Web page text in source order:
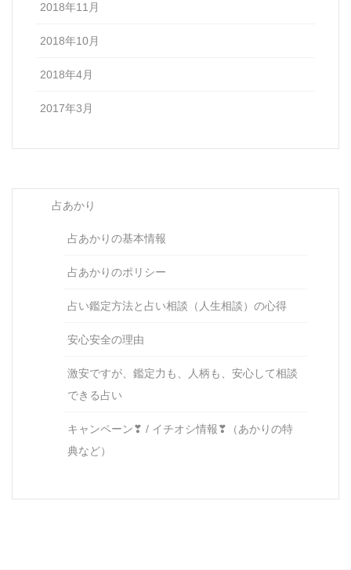
2018年11月
2018年10月
2018年4月
2017年3月
占あかり
占あかりの基本情報
占あかりのポリシー
占い鑑定方法と占い相談（人生相談）の心得
安心安全の理由
激安ですが、鑑定力も、人柄も、安心して相談
できる占い
キャンペーン❣ / イチオシ情報❣（あかりの特
典など）